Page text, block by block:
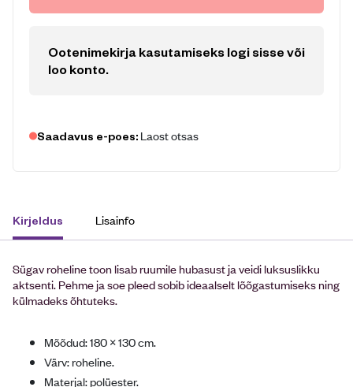
Ootenimekirja kasutamiseks logi sisse või
loo konto.
Saadavus e-poes: Laost otsas
Kirjeldus Lisainfo
Sügav roheline toon lisab ruumile hubasust ja veidi luksuslikku
aktsenti. Pehme ja soe pleed sobib ideaalselt lõõgastumiseks ning
külmadeks õhtuteks.
Mõõdud: 180 × 130 cm.
Värv: roheline.
Materjal: polüester.